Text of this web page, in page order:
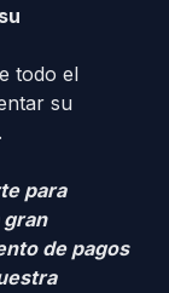
todo el
su
para
de pagos